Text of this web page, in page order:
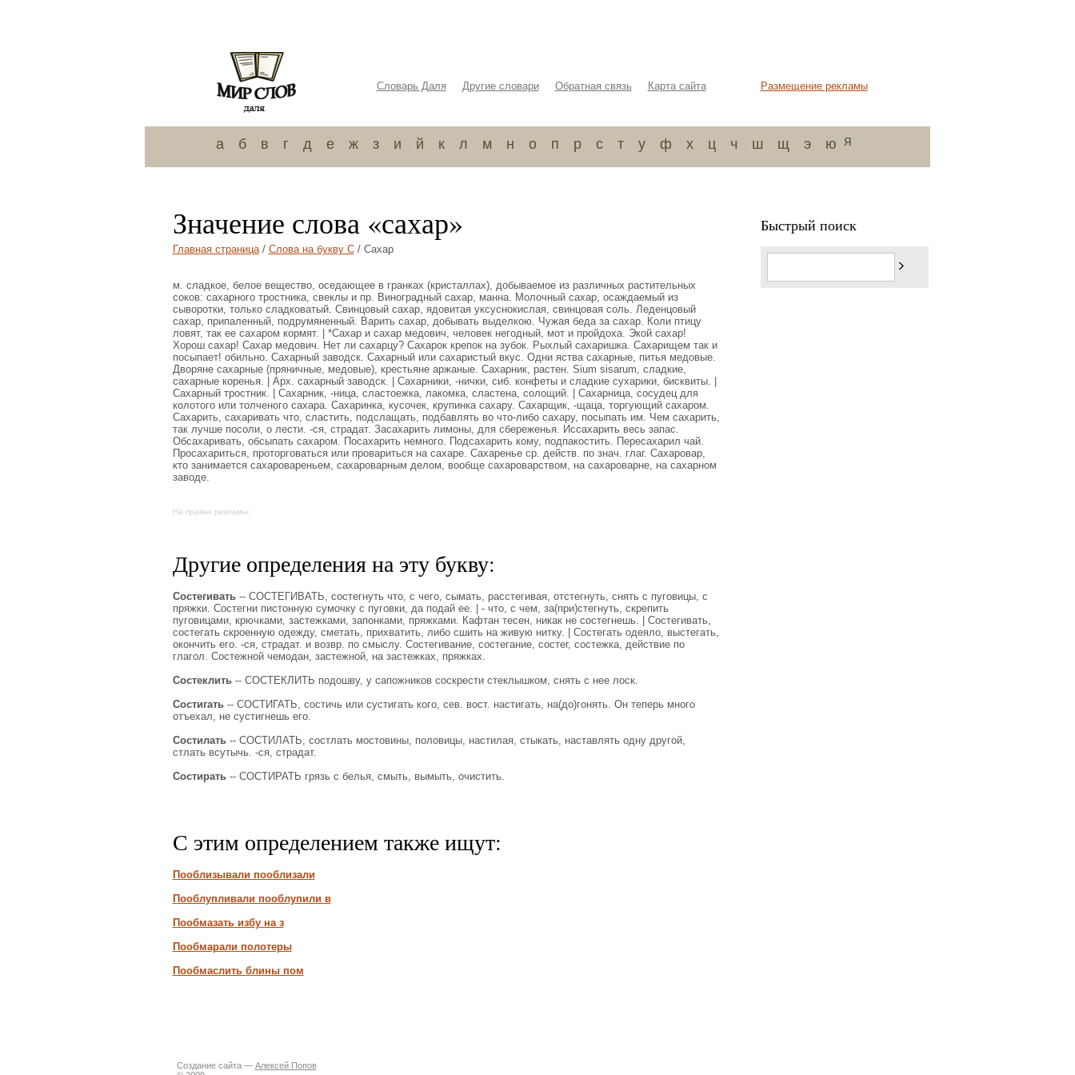
Словарь Даля Другие словари Обратная связь Карта сайта Размещение рекламы
а б в г д е ж з и й к л м н о п р с т у ф х ц ч ш щ э ю я
Значение слова «сахар»
Главная страница/ Слова на букву С/ Сахар
м. сладкое, белое вещество, оседающее в гранках (кристаллах), добываемое из различных растительных
соков: сахарного тростника, свеклы и пр. Виноградный сахар, манна. Молочный сахар, осаждаемый из
сыворотки, только сладковатый. Свинцовый сахар, ядовитая уксуснокислая, свинцовая соль. Леденцовый
сахар, припаленный, подрумяненный. Варить сахар, добывать выделкою. Чужая беда за сахар. Коли птицу
ловят, так ее сахаром кормят. | *Сахар и сахар медович, человек негодный, мот и пройдоха. Экой сахар!
Хорош сахар! Сахар медович. Нет ли сахарцу? Сахарок крепок на зубок. Рыхлый сахаришка. Сахарищем так и
посыпает! обильно. Сахарный заводск. Сахарный или сахаристый вкус. Одни яства сахарные, питья медовые.
Дворяне сахарные (пряничные, медовые), крестьяне аржаные. Сахарник, растен. Sium sisarum, сладкие,
сахарные коренья. | Арх. сахарный заводск. | Сахарники, -нички, сиб. конфеты и сладкие сухарики, бисквиты. |
Сахарный тростник. | Сахарник, -ница, сластоежка, лакомка, сластена, солощий. | Сахарница, сосудец для
колотого или толченого сахара. Сахаринка, кусочек, крупинка сахару. Сахарщик, -щаца, торгующий сахаром.
Сахарить, сахаривать что, сластить, подслащать, подбавлять во что-либо сахару, посыпать им. Чем сахарить,
так лучше посоли, о лести. -ся, страдат. Засахарить лимоны, для сбереженья. Иссахарить весь запас.
Обсахаривать, обсыпать сахаром. Посахарить немного. Подсахарить кому, подпакостить. Пересахарил чай.
Просахариться, проторговаться или провариться на сахаре. Сахаренье ср. действ. по знач. глаг. Сахаровар,
кто занимается сахаровареньем, сахароварным делом, вообще сахароварством, на сахароварне, на сахарном
заводе.
На правах рекламы:
Другие определения на эту букву:
Состегивать-- СОСТЕГИВАТЬ, состегнуть что, с чего, сымать, расстегивая, отстегнуть, снять с пуговицы, с
пряжки. Состегни пистонную сумочку с пуговки, да подай ее. | - что, с чем, за(при)стегнуть, скрепить
пуговицами, крючками, застежками, запонками, пряжками. Кафтан тесен, никак не состегнешь. | Состегивать,
состегать скроенную одежду, сметать, прихватить, либо сшить на живую нитку. | Состегать одеяло, выстегать,
окончить его. -ся, страдат. и возвр. по смыслу. Состегивание, состегание, состег, состежка, действие по
глагол. Состежной чемодан, застежной, на застежках, пряжках.
Состеклить-- СОСТЕКЛИТЬ подошву, у сапожников соскрести стеклышком, снять с нее лоск.
Состигать-- СОСТИГАТЬ, состичь или сустигать кого, сев. вост. настигать, на(до)гонять. Он теперь много
отъехал, не сустигнешь его.
Состилать-- СОСТИЛАТЬ, состлать мостовины, половицы, настилая, стыкать, наставлять одну другой,
стлать всутычь. -ся, страдат.
Состирать-- СОСТИРАТЬ грязь с белья, смыть, вымыть, очистить.
С этим определением также ищут:
Пооблизывали пооблизали
Пооблупливали пооблупили в
Пообмазать избу на з
Пообмарали полотеры
Пообмаслить блины пом
Быстрый поиск
Создание сайта — Алексей Попов